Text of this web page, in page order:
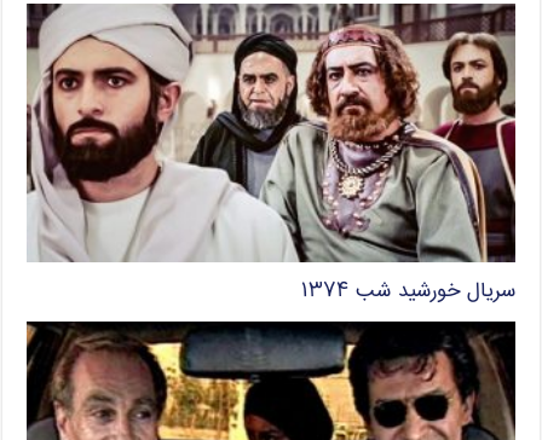
سریال خورشید شب ۱۳۷۴